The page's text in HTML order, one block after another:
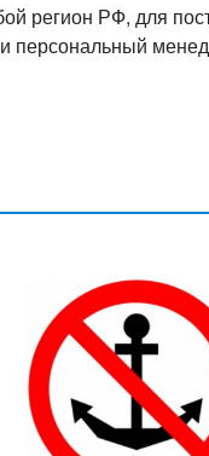
регион РФ, для
персональный